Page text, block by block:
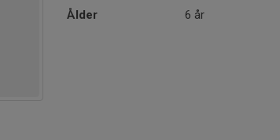
Ålder 6 år